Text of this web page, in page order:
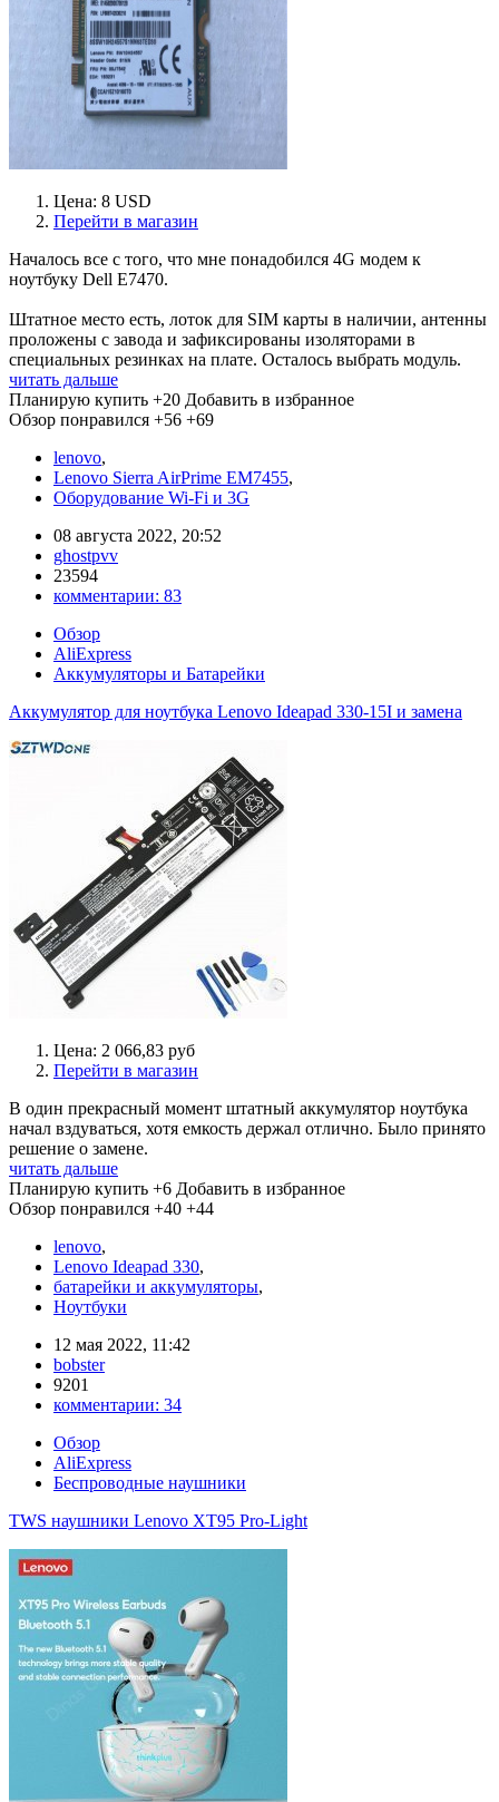
Цена: 8 USD
Перейти в магазин
Началось все с того, что мне понадобился 4G модем к
ноутбуку Dell E7470.
Штатное место есть, лоток для SIM карты в наличии, антенны
проложены с завода и зафиксированы изоляторами в
специальных резинках на плате. Осталось выбрать модуль.
читать дальше
Планирую купить +20 Добавить в избранное
Обзор понравился +56 +69
lenovo,
Lenovo Sierra AirPrime EM7455,
Оборудование Wi-Fi и 3G
08 августа 2022, 20:52
ghostpvv
23594
комментарии: 83
Обзор
AliExpress
Аккумуляторы и Батарейки
Аккумулятор для ноутбука Lenovo Ideapad 330-15I и замена
Цена: 2 066,83 руб
Перейти в магазин
В один прекрасный момент штатный аккумулятор ноутбука
начал вздуваться, хотя емкость держал отлично. Было принято
решение о замене.
читать дальше
Планирую купить +6 Добавить в избранное
Обзор понравился +40 +44
lenovo,
Lenovo Ideapad 330,
батарейки и аккумуляторы,
Ноутбуки
12 мая 2022, 11:42
bobster
9201
комментарии: 34
Обзор
AliExpress
Беспроводные наушники
TWS наушники Lenovo XT95 Pro-Light